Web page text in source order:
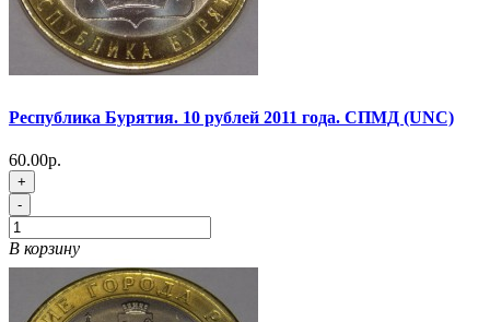
Республика Бурятия. 10 рублей 2011 года. СПМД (UNC)
60.00р.
+
-
В корзину